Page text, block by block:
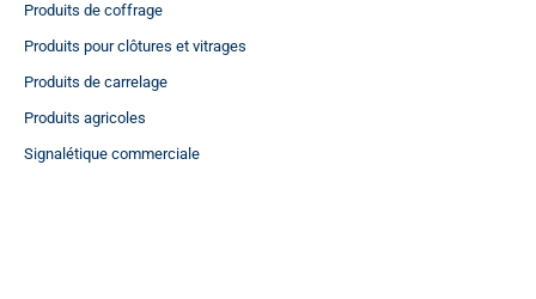
Produits de coffrage
Produits pour clôtures et vitrages
Produits de carrelage
Produits agricoles
Signalétique commerciale